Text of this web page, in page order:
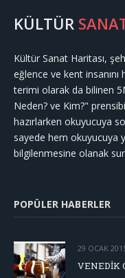
KÜLTÜR
Kültür Sanat Haritası,
eğlence ve kent insanını
terimi olarak da bilinen
Neden? ve Kim?"
hazırlarken okuyucuya
sayede hem okuyucuya
bilgilenmesine olanak
POPÜLER HABERLER
29 OCAK
VENEDİK